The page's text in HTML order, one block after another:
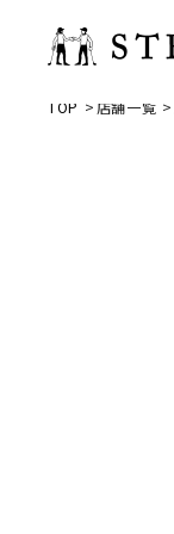
TOP 店舗一覧